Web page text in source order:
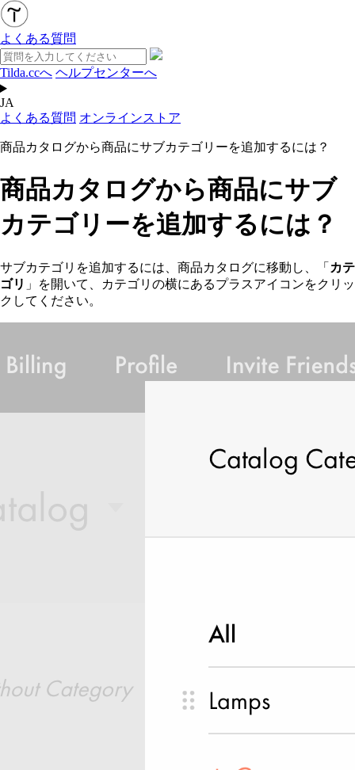
よくある質問
Tilda.ccへ ヘルプセンターへ
JA
よくある質問 オンラインストア
商品カタログから商品にサブカテゴリーを追加するには？
商品カタログから商品にサブ
カテゴリーを追加するには？
サブカテゴリを追加するには、商品カタログに移動し、「 カテ
ゴリ 」を開いて、カテゴリの横にあるプラスアイコンをクリッ
クしてください。